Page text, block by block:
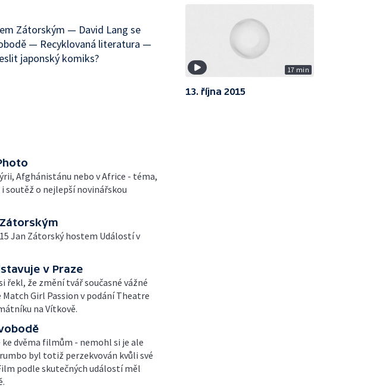
Zátorským — David Lang se
— Recyklovaná literatura —
japonský komiks?
Afghánistánu nebo v Africe - téma,
soutěž o nejlepší novinářskou
Jan Zátorský hostem Událostí v
v Praze
řekl, že změní tvář současné vážné
Girl Passion v podání Theatre
na Vítkově.
ke dvěma filmům - nemohl si je ale
byl totiž perzekvován kvůli své
podle skutečných událostí měl
17 min
13. října 2015